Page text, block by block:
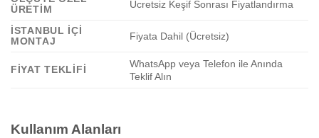
ÜRETIM
Ücretsiz Keşif Sonrası Fiyatlandırma
İSTANBUL İÇI
MONTAJ
Fiyata Dahil (Ücretsiz)
FIYAT TEKLIFI
WhatsApp veya Telefon ile Anında
Teklif Alın
Kullanım Alanları